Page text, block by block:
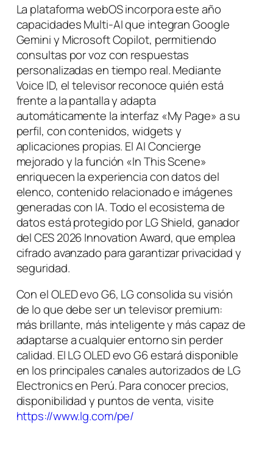
La plataforma webOS incorpora este año
capacidades Multi-AI que integran Google
Gemini y Microsoft Copilot, permitiendo
consultas por voz con respuestas
personalizadas en tiempo real. Mediante
Voice ID, el televisor reconoce quién está
frente a la pantalla y adapta
automáticamente la interfaz «My Page» a su
perfil, con contenidos, widgets y
aplicaciones propias. El AI Concierge
mejorado y la función «In This Scene»
enriquecen la experiencia con datos del
elenco, contenido relacionado e imágenes
generadas con IA. Todo el ecosistema de
datos está protegido por LG Shield, ganador
del CES 2026 Innovation Award, que emplea
cifrado avanzado para garantizar privacidad y
seguridad.
Con el OLED evo G6, LG consolida su visión
de lo que debe ser un televisor premium:
más brillante, más inteligente y más capaz de
adaptarse a cualquier entorno sin perder
calidad. El LG OLED evo G6 estará disponible
en los principales canales autorizados de LG
Electronics en Perú. Para conocer precios,
disponibilidad y puntos de venta, visite
https://www.lg.com/pe/